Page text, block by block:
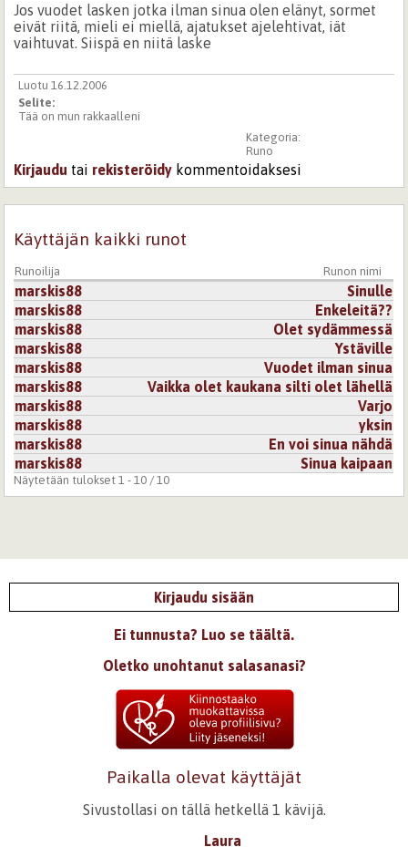
Jos vuodet lasken jotka ilman sinua olen elänyt, sormet
eivät riitä, mieli ei miellä, ajatukset ajelehtivat, iät
vaihtuvat. Siispä en niitä laske
Luotu 16.12.2006
Selite:
Tää on mun rakkaalleni
Kategoria:
Runo
Kirjaudu tai rekisteröidy kommentoidaksesi
Käyttäjän kaikki runot
Runoilija Runon nimi
marskis88
Sinulle
marskis88
Enkeleitä??
marskis88
Olet sydämmessä
marskis88
Ystäville
marskis88
Vuodet ilman sinua
marskis88
Vaikka olet kaukana silti olet lähellä
marskis88
Varjo
marskis88
yksin
marskis88
En voi sinua nähdä
marskis88
Sinua kaipaan
Näytetään tulokset 1 - 10 / 10
Kirjaudu sisään
Ei tunnusta? Luo se täältä.
Oletko unohtanut salasanasi?
Paikalla olevat käyttäjät
Sivustollasi on tällä hetkellä 1 kävijä.
Laura